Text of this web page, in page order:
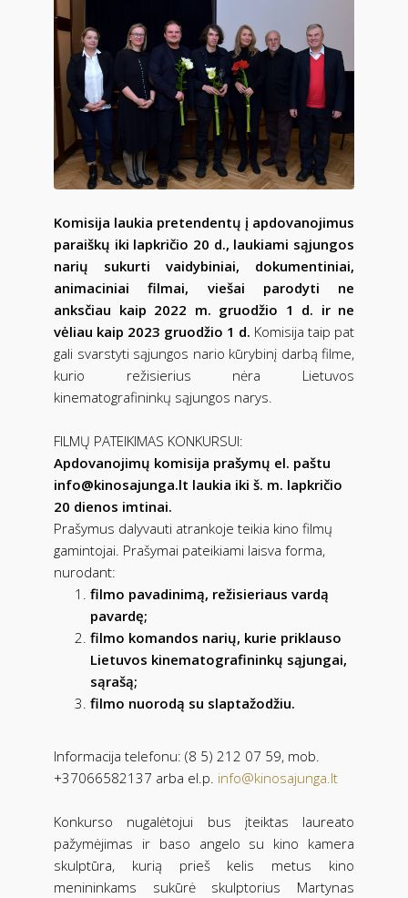
Komisija laukia pretendentų į apdovanojimus
paraiškų iki lapkričio 20 d., laukiami sąjungos
narių sukurti vaidybiniai, dokumentiniai,
animaciniai filmai, viešai parodyti ne
anksčiau kaip 2022 m. gruodžio 1 d. ir ne
vėliau kaip 2023 gruodžio 1 d. Komisija taip pat
gali svarstyti sąjungos nario kūrybinį darbą filme,
kurio režisierius nėra Lietuvos
kinematografininkų sąjungos narys.
FILMŲ PATEIKIMAS KONKURSUI:
Apdovanojimų komisija prašymų el. paštu
info@kinosajunga.lt laukia iki š. m. lapkričio
20 dienos imtinai.
Prašymus dalyvauti atrankoje teikia kino filmų
gamintojai. Prašymai pateikiami laisva forma,
nurodant:
filmo pavadinimą, režisieriaus vardą
pavardę;
filmo komandos narių, kurie priklauso
Lietuvos kinematografininkų sąjungai,
sąrašą;
filmo nuorodą su slaptažodžiu.
Informacija telefonu: (8 5) 212 07 59, mob.
+37066582137 arba el.p. info@kinosajunga.lt
Konkurso nugalėtojui bus įteiktas laureato
pažymėjimas ir baso angelo su kino kamera
skulptūra, kurią prieš kelis metus kino
menininkams sukūrė skulptorius Martynas